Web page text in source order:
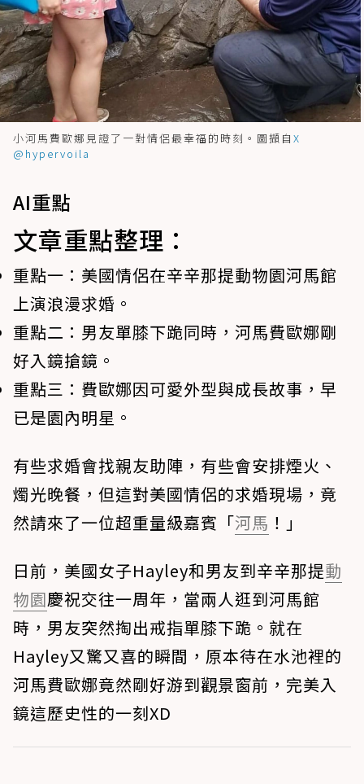
小河馬費歐娜見證了一對情侶最幸福的時刻。圖擷自 X
@hypervoila
AI重點
文章重點整理：
重點一： 美國情侶在辛辛那提動物園河馬館
上演浪漫求婚。
重點二： 男友單膝下跪同時，河馬費歐娜剛
好入鏡搶鏡。
重點三： 費歐娜因可愛外型與成長故事，早
已是園內明星。
有些求婚會找親友助陣，有些會安排煙火、
燭光晚餐，但這對美國情侶的求婚現場，竟
然請來了一位超重量級嘉賓「河馬 ！」
日前，美國女子Hayley和男友到辛辛那提動
物園慶祝交往一周年，當兩人逛到河馬館
時，男友突然掏出戒指單膝下跪。就在
Hayley又驚又喜的瞬間，原本待在水池裡的
河馬費歐娜竟然剛好游到觀景窗前，完美入
鏡這歷史性的一刻XD